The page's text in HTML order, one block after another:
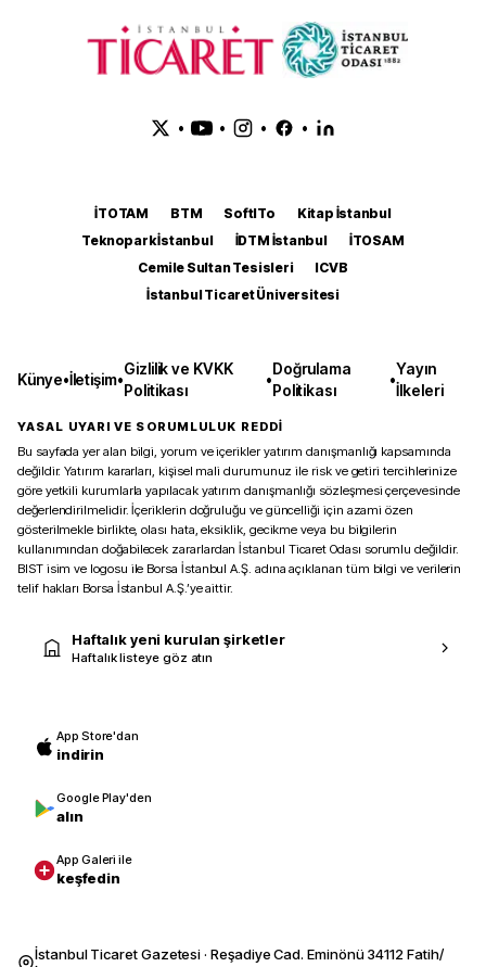
• • • •
İTOTAM BTM SoftITo
Kitap İstanbul
Teknopark İstanbul
İDTM İstanbul
İTOSAM
Cemile Sultan Tesisleri
ICVB
İstanbul Ticaret Üniversitesi
Künye•İletişim•
Gizlilik ve KVKK
Politikası
•
Doğrulama
Politikası
•
Yayın
İlkeleri
YASAL UYARI VE SORUMLULUK REDDİ
Bu sayfada yer alan bilgi, yorum ve içerikler yatırım danışmanlığı kapsamında
değildir. Yatırım kararları, kişisel mali durumunuz ile risk ve getiri tercihlerinize
göre yetkili kurumlarla yapılacak yatırım danışmanlığı sözleşmesi çerçevesinde
değerlendirilmelidir. İçeriklerin doğruluğu ve güncelliği için azami özen
gösterilmekle birlikte, olası hata, eksiklik, gecikme veya bu bilgilerin
kullanımından doğabilecek zararlardan İstanbul Ticaret Odası sorumlu değildir.
BIST isim ve logosu ile Borsa İstanbul A.Ş. adına açıklanan tüm bilgi ve verilerin
telif hakları Borsa İstanbul A.Ş.’ye aittir.
Haftalık yeni kurulan şirketler
Haftalık listeye göz atın
App Store'dan
indirin
Google Play'den
alın
App Galeri ile
keşfedin
İstanbul Ticaret Gazetesi · Reşadiye Cad. Eminönü 34112 Fatih/